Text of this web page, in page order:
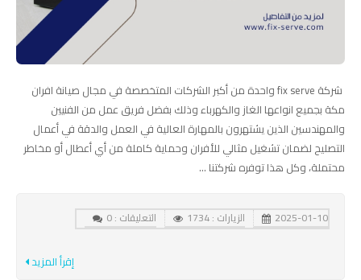
شركة fix serve واحدة من أكبر الشركات المتخصصة في مجال صيانة افران
مكة بجميع انواعها الغاز والكهرباء وذلك بفضل فريق عمل من الفنيين
والمهندسين الذين يشتهرون بالمهارة العالية في العمل والدقة في أعمال
التصليح لضمان تشغيل مثالي للأفران وحماية كاملة من أي أعطال أو مخاطر
محتملة، وكل هذا توفره شركتنا ...
2025-01-10 الزيارات : 1734 التعليقات : 0
إقرأ المزيد